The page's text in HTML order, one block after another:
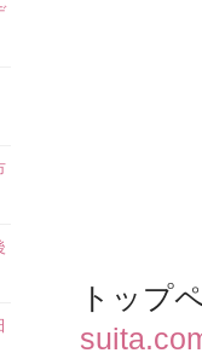
トップ